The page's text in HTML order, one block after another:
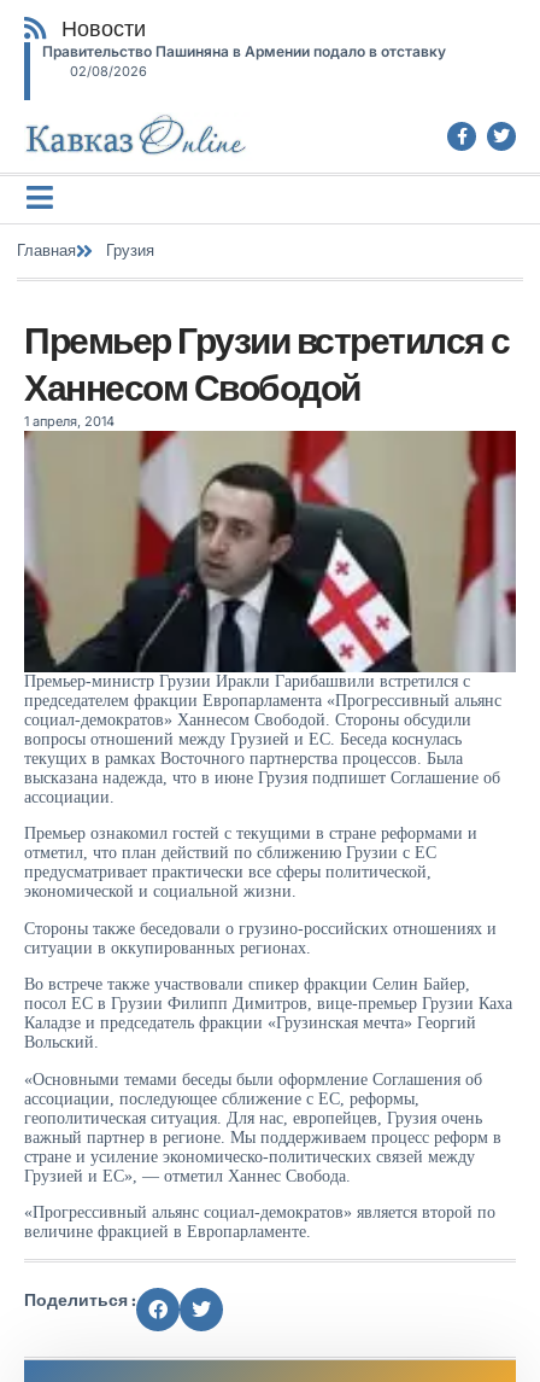
Новости
Правительство Пашиняна в Армении подало в отставку
02/08/2026
Главная Грузия
Премьер Грузии встретился с
Ханнесом Свободой
1 апреля, 2014
Премьер-министр Грузии Иракли Гарибашвили встретился с
председателем фракции Европарламента «Прогрессивный альянс
социал-демократов» Ханнесом Свободой. Стороны обсудили
вопросы отношений между Грузией и ЕС. Беседа коснулась
текущих в рамках Восточного партнерства процессов. Была
высказана надежда, что в июне Грузия подпишет Соглашение об
ассоциации.
Премьер ознакомил гостей с текущими в стране реформами и
отметил, что план действий по сближению Грузии с ЕС
предусматривает практически все сферы политической,
экономической и социальной жизни.
Стороны также беседовали о грузино-российских отношениях и
ситуации в оккупированных регионах.
Во встрече также участвовали спикер фракции Селин Байер,
посол ЕС в Грузии Филипп Димитров, вице-премьер Грузии Каха
Каладзе и председатель фракции «Грузинская мечта» Георгий
Вольский.
«Основными темами беседы были оформление Соглашения об
ассоциации, последующее сближение с ЕС, реформы,
геополитическая ситуация. Для нас, европейцев, Грузия очень
важный партнер в регионе. Мы поддерживаем процесс реформ в
стране и усиление экономическо-политических связей между
Грузией и ЕС», — отметил Ханнес Свобода.
«Прогрессивный альянс социал-демократов» является второй по
величине фракцией в Европарламенте.
Поделиться :